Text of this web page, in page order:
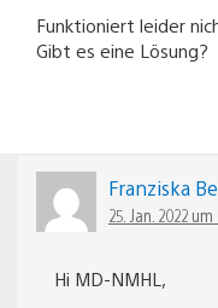
Funktioniert leider
Gibt es eine Lösung?
Franziska
25. Jan. 2022 um
Hi MD-NMHL,